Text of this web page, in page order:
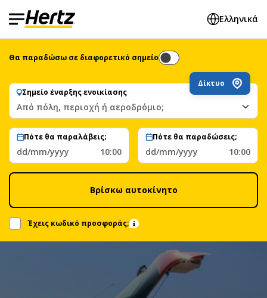
Ελληνικά
Θα παραδώσω σε διαφορετικό σημείο
Σημείο έναρξης ενοικίασης
Δίκτυο
Από πόλη, περιοχή ή αεροδρόμιο;
Πότε θα παραλάβεις;
dd/mm/yyyy 10:00
Πότε θα παραδώσεις;
dd/mm/yyyy 10:00
Βρίσκω αυτοκίνητο
Έχεις κωδικό προσφοράς;